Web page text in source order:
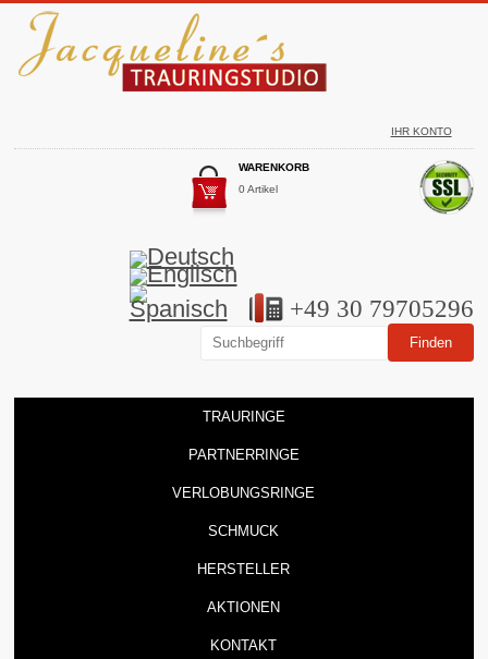
IHR KONTO
WARENKORB
0 Artikel
+49 30 79705296
TRAURINGE
PARTNERRINGE
VERLOBUNGSRINGE
SCHMUCK
HERSTELLER
AKTIONEN
KONTAKT